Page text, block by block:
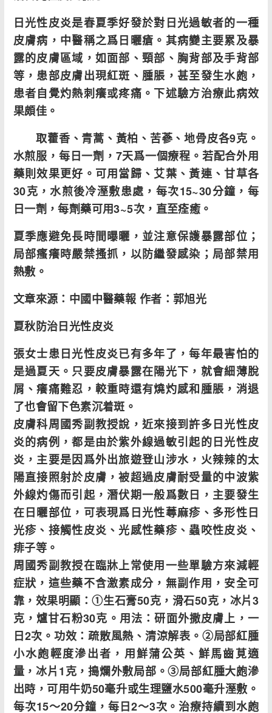
日光性皮炎是春夏季好發於對日光過敏者的一種
皮膚病，中醫稱之爲日曬瘡。其病變主要累及暴
露的皮膚區域，如面部、頸部、胸背部及手背部
等，患部皮膚出現紅斑、腫脹，甚至發生水皰，
患者自覺灼熱刺癢或疼痛。下述驗方治療此病效
果頗佳。
取藿香、青蒿、黃柏、苦蔘、地骨皮各9克。
水煎服，每日一劑，7天爲一個療程。若配合外用
藥則效果更好。可用當歸、艾葉、黃連、甘草各
30克，水煎後冷溼敷患處，每次15~30分鐘，每
日一劑，每劑藥可用3~5次，直至痊癒。
夏季應避免長時間曝曬，並注意保護暴露部位；
局部瘙癢時嚴禁搔抓，以防繼發感染；局部禁用
熱敷。
文章來源：中國中醫藥報 作者：郭旭光
夏秋防治日光性皮炎
張女士患日光性皮炎已有多年了，每年最害怕的
是過夏天。只要皮膚暴露在陽光下，就會細薄脫
屑、癢痛難忍，較重時還有燒灼感和腫脹，消退
了也會留下色素沉着斑。
皮膚科周國秀副教授說，近來接到許多日光性皮
炎的病例，都是由於紫外線過敏引起的日光性皮
炎，主要是因爲外出旅遊登山涉水，火辣辣的太
陽直接照射於皮膚，被超過皮膚耐受量的中波紫
外線灼傷而引起，潛伏期一般爲數日，主要發生
在日曬部位，可表現爲日光性蕁麻疹、多形性日
光疹、接觸性皮炎、光感性藥疹、蟲咬性皮炎、
痱子等。
周國秀副教授在臨牀上常使用一些單驗方來減輕
症狀，這些藥不含激素成分，無副作用，安全可
靠，效果明顯：①生石膏50克，滑石50克，冰片3
克，爐甘石粉30克。用法：研面外撒皮膚上，一
日2次。功效：疏散風熱、清涼解表。 ②局部紅腫
小水皰輕度滲出者，用鮮蒲公英、鮮馬齒莧適
量，冰片1克，搗爛外敷局部。③局部紅腫大皰滲
出時，可用牛奶50毫升或生理鹽水500毫升溼敷。
每次15～20分鐘，每日2～3次。治療持續到水皰